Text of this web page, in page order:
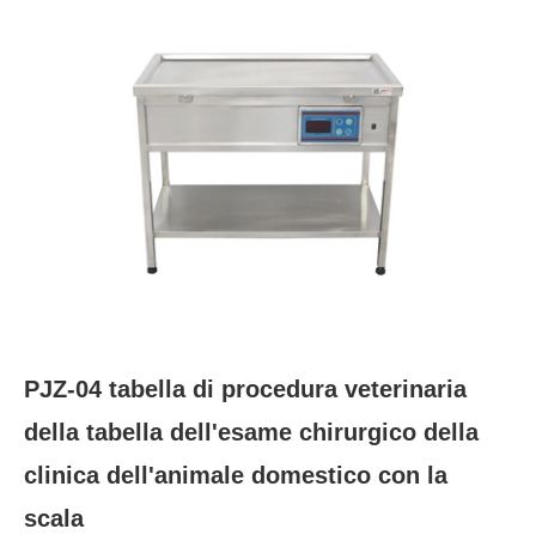
PJZ-04 tabella di procedura veterinaria
della tabella dell'esame chirurgico della
clinica dell'animale domestico con la
scala